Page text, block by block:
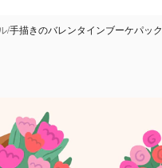
/手描きのバレンタインブーケパック